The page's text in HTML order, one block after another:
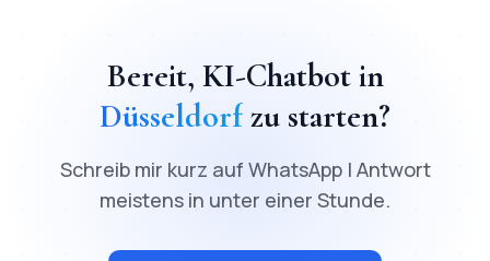
Bereit, KI-Chatbotin
Düsseldorfzu starten?
Schreib mir kurz auf WhatsApp | Antwort
meistens in unter einer Stunde.